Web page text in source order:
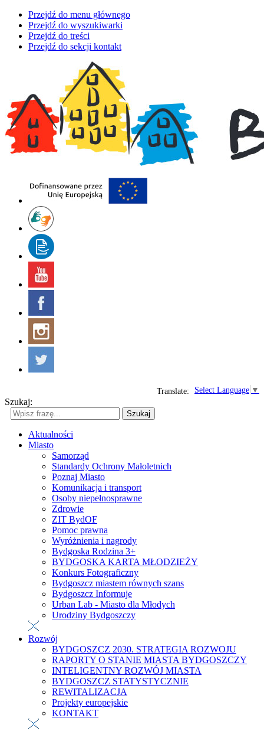
Przejdź do menu głównego
Przejdź do wyszukiwarki
Przejdź do treści
Przejdź do sekcji kontakt
Select Language ▼
Translate:
Szukaj:
Szukaj
Aktualności
Miasto
Samorząd
Standardy Ochrony Małoletnich
Poznaj Miasto
Komunikacja i transport
Osoby niepełnosprawne
Zdrowie
ZIT BydOF
Pomoc prawna
Wyróżnienia i nagrody
Bydgoska Rodzina 3+
BYDGOSKA KARTA MŁODZIEŻY
Konkurs Fotograficzny
Bydgoszcz miastem równych szans
Bydgoszcz Informuje
Urban Lab - Miasto dla Młodych
Urodziny Bydgoszczy
Rozwój
BYDGOSZCZ 2030. STRATEGIA ROZWOJU
RAPORTY O STANIE MIASTA BYDGOSZCZY
INTELIGENTNY ROZWÓJ MIASTA
BYDGOSZCZ STATYSTYCZNIE
REWITALIZACJA
Projekty europejskie
KONTAKT